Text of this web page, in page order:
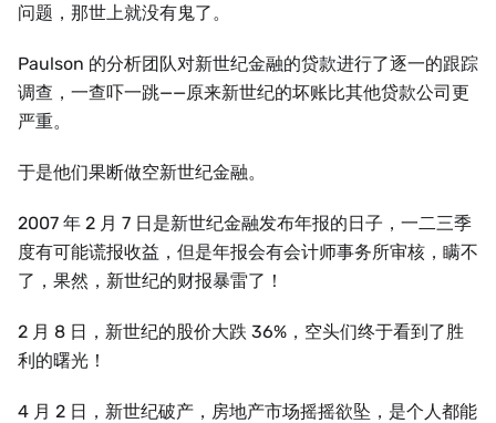
问题，那世上就没有鬼了。
Paulson 的分析团队对新世纪金融的贷款进行了逐一的跟踪
调查，一查吓一跳——原来新世纪的坏账比其他贷款公司更
严重。
于是他们果断做空新世纪金融。
2007 年 2 月 7 日是新世纪金融发布年报的日子，一二三季
度有可能谎报收益，但是年报会有会计师事务所审核，瞒不
了，果然，新世纪的财报暴雷了！
2 月 8 日，新世纪的股价大跌 36%，空头们终于看到了胜
利的曙光！
4 月 2 日，新世纪破产，房地产市场摇摇欲坠，是个人都能